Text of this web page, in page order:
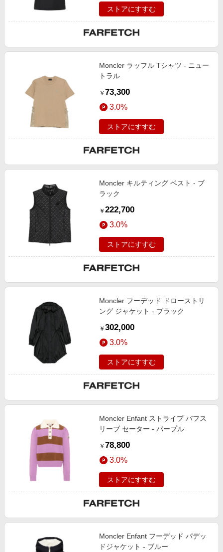
ストアにすすむ
Moncler ラッフル Tシャツ - ニュー
トラル
￥ 73,300
3.0%
ストアにすすむ
Moncler キルティング ベスト - ブ
ラック
￥ 222,700
3.0%
ストアにすすむ
Moncler フーデッド ドローストリ
ング ジャケット - ブラック
￥ 302,000
3.0%
ストアにすすむ
Moncler Enfant ストライプ パフス
リーブ セーター - パープル
￥ 78,800
3.0%
ストアにすすむ
Moncler Enfant フーデッド パデッ
ドジャケット - ブルー